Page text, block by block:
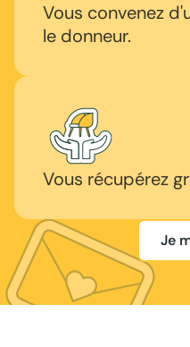
Vous convenez
le donneur.
Vous récupérez
Je